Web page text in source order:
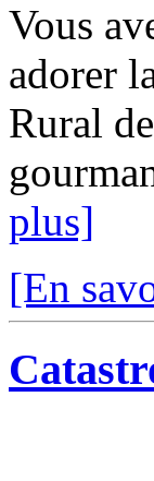
Vous
adorer
Rural
plus]
[En